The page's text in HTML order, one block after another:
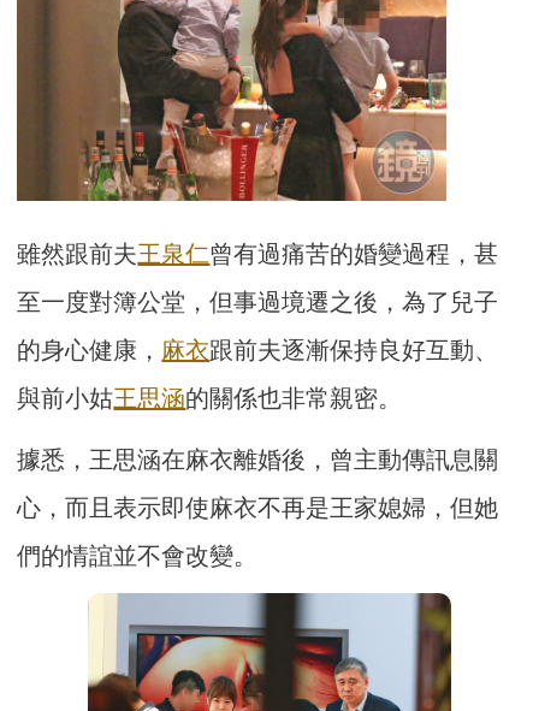
雖然跟前夫王泉仁曾有過痛苦的婚變過程，甚
至一度對簿公堂，但事過境遷之後，為了兒子
的身心健康， 麻衣跟前夫逐漸保持良好互動、
與前小姑王思涵的關係也非常親密。
據悉，王思涵在麻衣離婚後，曾主動傳訊息關
心，而且表示即使麻衣不再是王家媳婦，但她
們的情誼並不會改變。